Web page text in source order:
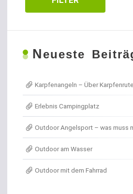
Angel- / Jagd- & Outdoormesser
Angelkoffer
Angelrollen für das
Neueste
Karpfenangeln – Über
Erlebnis Campingplatz
Outdoor Angelsport – was muss
Outdoor am Wasser
Outdoor mit dem Fahrrad